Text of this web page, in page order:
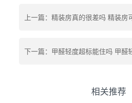
相关推荐